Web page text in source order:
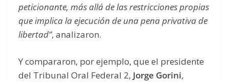
peticionante, más allá de las restricciones propias
que implica la ejecución de una pena privativa de
libertad”, analizaron.
Y compararon, por ejemplo, que el presidente
del Tribunal Oral Federal 2, Jorge Gorini,